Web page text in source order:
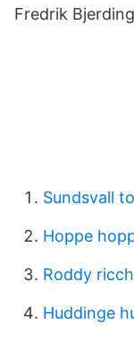
Fredrik
Sundsvall
Hoppe
Roddy
Huddinge